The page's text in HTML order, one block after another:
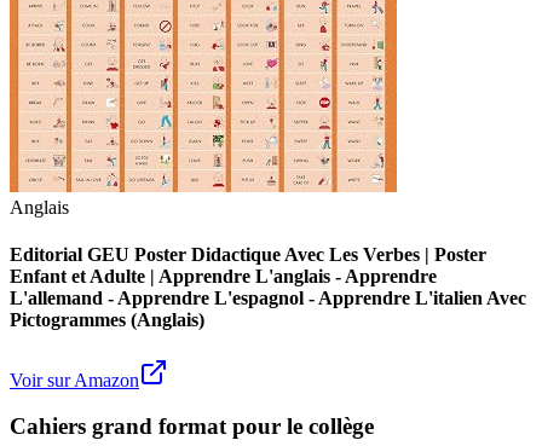
Anglais
Editorial GEU Poster Didactique Avec Les Verbes | Poster
Enfant et Adulte | Apprendre L'anglais - Apprendre
L'allemand - Apprendre L'espagnol - Apprendre L'italien Avec
Pictogrammes (Anglais)
Voir sur Amazon
Cahiers grand format pour le collège